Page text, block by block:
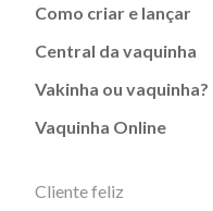
Como criar e lançar
Central da vaquinha
Vakinha ou vaquinha?
Vaquinha Online
Cliente feliz